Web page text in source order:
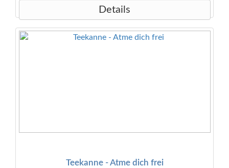
Details
Teekanne - Atme dich frei